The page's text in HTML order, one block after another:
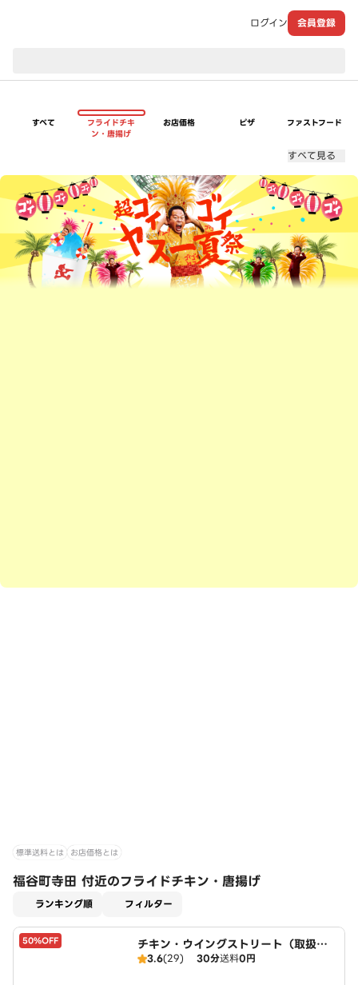
ログイン 会員登録
すべて
フライドチキ
ン・唐揚げ
お店価格 ピザ ファストフード
すべて見る
超ゴイゴイヤスー夏祭
標準送料とは お店価格とは
福谷町寺田 付近のフライドチキン・唐揚げ
ランキング順 フィルター
50%OFF
チキン・ウイングストリート（取扱：
ピザハット三好店）
3.6(29) 30分送料0円